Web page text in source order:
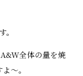
全体の量を焼
〜。